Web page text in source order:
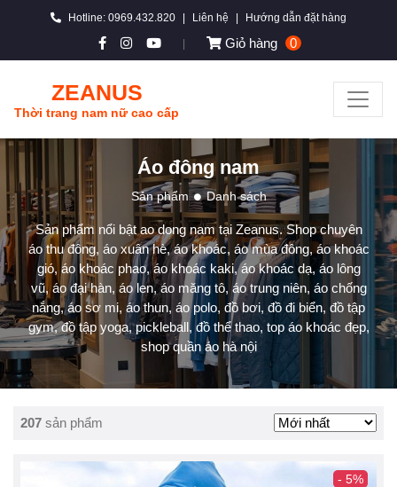
Hotline: 0969.432.820 Liên hệ Hướng dẫn đặt hàng
Giỏ hàng 0
ZEANUS
Thời trang nam nữ cao cấp
Áo đông nam
Sản phẩm Danh sách
Sản phẩm nổi bật ao dong nam tại Zeanus. Shop chuyên
áo thu đông, áo xuân hè, áo khoác, áo mùa đông, áo khoác
gió, áo khoác phao, áo khoác kaki, áo khoác dạ, áo lông
vũ, áo đại hàn, áo len, áo măng tô, áo trung niên, áo chống
nắng, áo sơ mi, áo thun, áo polo, đồ bơi, đồ đi biển, đồ tập
gym, đồ tập yoga, pickleball, đồ thể thao, top áo khoác đẹp,
shop quần áo hà nội
207 sản phẩm
- 5%